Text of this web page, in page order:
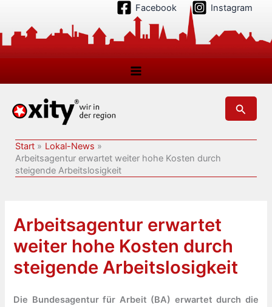
springen
Facebook Instagram
Suchen
Start
Lokal-News
Arbeitsagentur erwartet weiter hohe Kosten durch
steigende Arbeitslosigkeit
Arbeitsagentur erwartet
weiter hohe Kosten durch
steigende Arbeitslosigkeit
Die Bundesagentur für Arbeit (BA) erwartet durch die